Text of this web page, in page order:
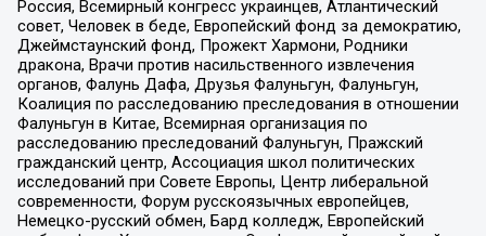
Россия, Всемирный конгресс украинцев, Атлантический
совет, Человек в беде, Европейский фонд за демократию,
Джеймстаунский фонд, Прожект Хармони, Родники
дракона, Врачи против насильственного извлечения
органов, Фалунь Дафа, Друзья Фалуньгун, Фалуньгун,
Коалиция по расследованию преследования в отношении
Фалуньгун в Китае, Всемирная организация по
расследованию преследований Фалуньгун, Пражский
гражданский центр, Ассоциация школ политических
исследований при Совете Европы, Центр либеральной
современности, Форум русскоязычных европейцев,
Немецко-русский обмен, Бард колледж, Европейский